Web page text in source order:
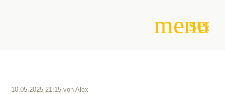
menu
10.05.2025 21:15 vonAlex